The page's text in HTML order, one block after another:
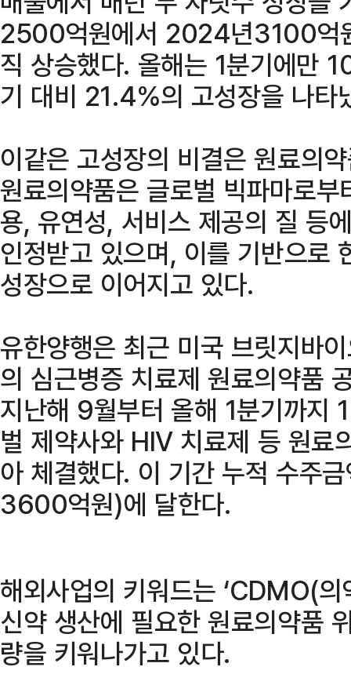
2500억원에서 2024년3100억
직 상승했다. 올해는 1분기에만
기 대비 21.4%의 고성장을 나타
이같은 고성장의 비결은 원료의
원료의약품은 글로벌 빅파마로
용, 유연성, 서비스 제공의 질 등
인정받고 있으며, 이를 기반으로
성장으로 이어지고 있다.
유한양행은 최근 미국 브릿지바
의 심근병증 치료제 원료의약품
지난해 9월부터 올해 1분기까지
벌 제약사와 HIV 치료제 등 원료
아 체결했다. 이 기간 누적 수주
3600억원)에 달한다.
해외사업의 키워드는 ‘CDMO(
신약 생산에 필요한 원료의약품
량을 키워나가고 있다.